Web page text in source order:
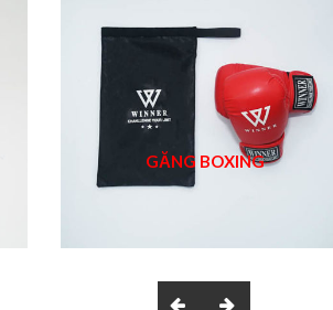
GĂNG BOXING